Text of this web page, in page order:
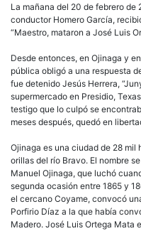
La mañana del 20 de febrero
conductor Homero García,
“Maestro, mataron a José Luis
Desde entonces, en Ojinaga y
pública obligó a una respuesta
fue detenido Jesús Herrera,
supermercado en Presidio,
testigo que lo culpó se
meses después, quedó en
Ojinaga es una ciudad de 28 mil
orillas del río Bravo. El nombre
Manuel Ojinaga, que luchó
segunda ocasión entre 1865 y
el cercano Coyame, convocó
Porfirio Díaz a la que había
Madero. José Luis Ortega Mata